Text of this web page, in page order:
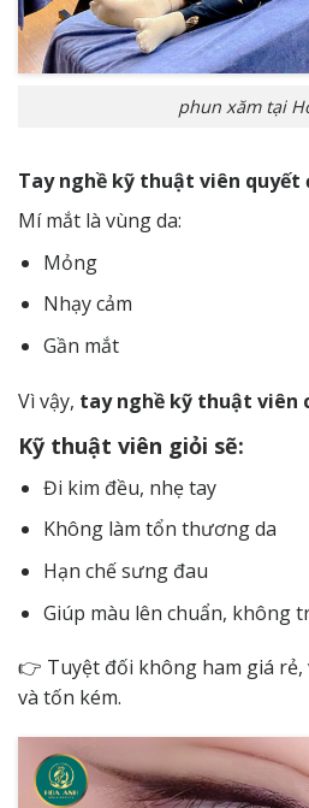
phun xăm tại
Tay nghề kỹ thuật viên quyết
Mí mắt là vùng da:
Mỏng
Nhạy cảm
Gần mắt
Vì vậy, tay nghề kỹ thuật viên
Kỹ thuật viên giỏi sẽ:
Đi kim đều, nhẹ tay
Không làm tổn thương da
Hạn chế sưng đau
Giúp màu lên chuẩn, không
👉 Tuyệt đối không ham giá
và tốn kém.